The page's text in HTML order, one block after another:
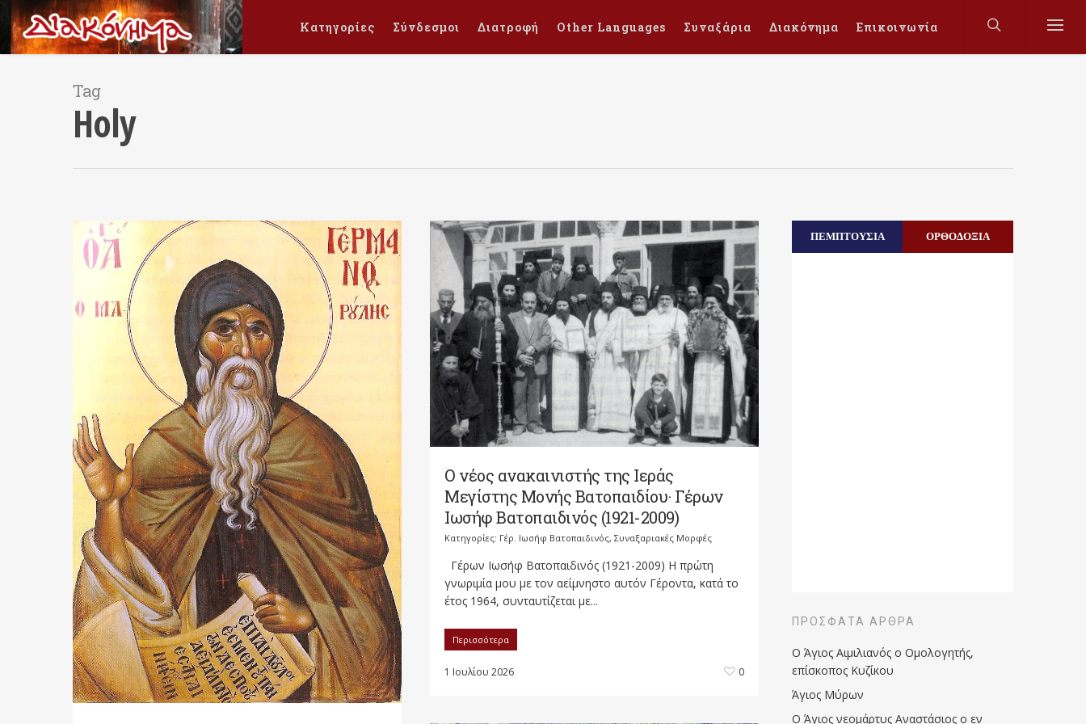
Κατηγορίες Σύνδεσμοι Διατροφή Other Languages Συναξάρια Διακόνημα Επικοινωνία
Tag
Holy
Ο νέος ανακαινιστής της Ιεράς
Μεγίστης Μονής Βατοπαιδίου· Γέρων
Ιωσήφ Βατοπαιδινός (1921-2009)
Κατηγορίες: Γέρ. Ιωσήφ Βατοπαιδινός, Συναξαριακές Μορφές
Γέρων Ιωσήφ Βατοπαιδινός (1921-2009) Η πρώτη
γνωριμία μου με τον αείμνηστο αυτόν Γέροντα, κατά το
έτος 1964, συνταυτίζεται με...
Περισσότερα
1 Ιουλίου 2026 0
ΠΕΜΠΤΟΥΣΙΑ ΟΡΘΟΔΟΞΙΑ
ΠΡΌΣΦΑΤΑ ΆΡΘΡΑ
Ο Άγιος Αιμιλιανός ο Ομολογητής,
επίσκοπος Κυζίκου
Άγιος Μύρων
Ο Άγιος νεομάρτυς Αναστάσιος ο εν